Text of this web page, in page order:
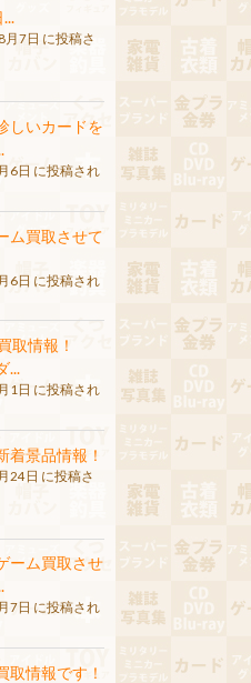
月7日 に投稿さ
いカードを
6日 に投稿され
ム買取させて
6日 に投稿され
取情報！
...
1日 に投稿され
着景品情報！
24日 に投稿さ
ーム買取させ
7日 に投稿され
取情報です！